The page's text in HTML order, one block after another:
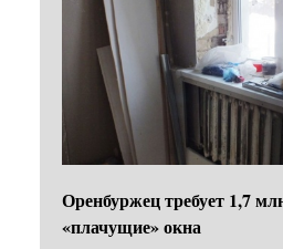
Оренбуржец требует 1,7
«плачущие» окна